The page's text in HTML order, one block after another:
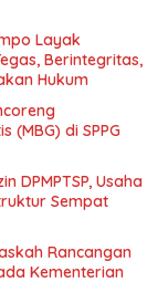
Layak
Berintegritas,
Hukum
(MBG) di SPPG
DPMPTSP, Usaha
Sempat
Rancangan
Kementerian